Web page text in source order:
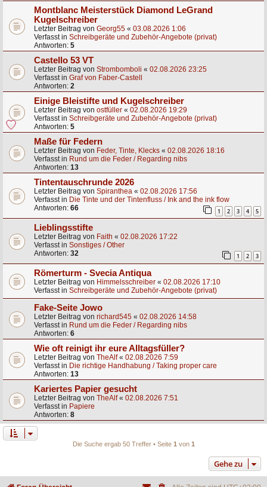
Montblanc Meisterstück Diamond LeGrand
Kugelschreiber
Letzter Beitrag von Georg55 « 03.08.2026 1:06
Verfasst in Schreibgeräte und Zubehör-Angebote (privat)
Antworten: 5
Castello 53 VT
Letzter Beitrag von Strombomboli « 02.08.2026 23:25
Verfasst in Graf von Faber-Castell
Antworten: 2
Einige Bleistifte und Kugelschreiber
Letzter Beitrag von ostfüller « 02.08.2026 19:29
Verfasst in Schreibgeräte und Zubehör-Angebote (privat)
Antworten: 5
Maße für Federn
Letzter Beitrag von Feder, Tinte, Klecks « 02.08.2026 18:16
Verfasst in Rund um die Feder / Regarding nibs
Antworten: 13
Tintentauschrunde 2026
Letzter Beitrag von Spiranthea « 02.08.2026 17:56
Verfasst in Die Tinte und der Tintenfluss / Ink and the ink flow
Antworten: 66 1 2 3 4 5
Lieblingsstifte
Letzter Beitrag von Faith « 02.08.2026 17:22
Verfasst in Sonstiges / Other
Antworten: 32 1 2 3
Römerturm - Svecia Antiqua
Letzter Beitrag von Himmelsschreiber « 02.08.2026 17:10
Verfasst in Schreibgeräte und Zubehör-Angebote (privat)
Fake-Seite Jowo
Letzter Beitrag von richard545 « 02.08.2026 14:58
Verfasst in Rund um die Feder / Regarding nibs
Antworten: 6
Wie oft reinigt ihr eure Alltagsfüller?
Letzter Beitrag von TheAlf« 02.08.2026 7:59
Verfasst in Die richtige Handhabung / Taking proper care
Antworten: 13
Kariertes Papier gesucht
Letzter Beitrag von TheAlf« 02.08.2026 7:51
Verfasst in Papiere
Antworten: 8
Die Suche ergab 50 Treffer • Seite 1 von 1
Gehe zu